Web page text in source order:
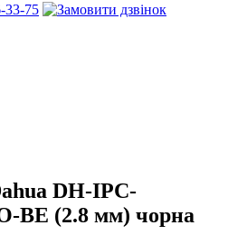
33-75
DH-IPC-
BE (2.8 мм) чорна